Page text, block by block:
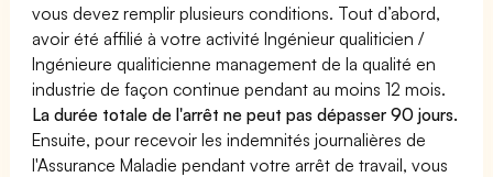
vous devez remplir plusieurs conditions. Tout d’abord,
avoir été affilié à votre activité Ingénieur qualiticien /
Ingénieure qualiticienne management de la qualité en
industrie de façon continue pendant au moins 12 mois.
La durée totale de l'arrêt ne peut pas dépasser 90 jours.
Ensuite, pour recevoir les indemnités journalières de
l'Assurance Maladie pendant votre arrêt de travail, vous